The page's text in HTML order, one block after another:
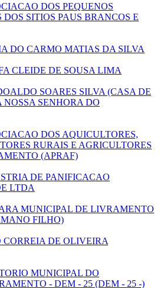
DOS PEQUENOS
SITIOS PAUS BRANCOS E
DO CARMO MATIAS DA SILVA
CLEIDE DE SOUSA LIMA
SOARES SILVA (CASA DE
SENHORA DO
DOS AQUICULTORES,
RURAIS E AGRICULTORES
(APRAF)
DE PANIFICACAO
LTDA
MUNICIPAL DE LIVRAMENTO
FILHO)
CORREIA DE OLIVEIRA
MUNICIPAL DO
- DEM - 25 (DEM - 25 -)